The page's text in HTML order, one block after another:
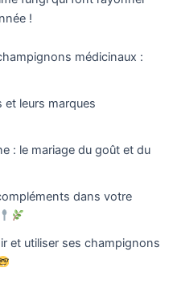
!
médicinaux :
leurs marques
: le mariage du goût et du
dans votre
et utiliser ses champignons